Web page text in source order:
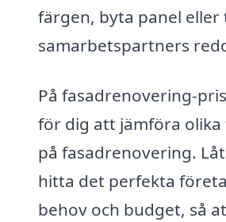
färgen, byta panel eller
samarbetspartners
På fasadrenovering-
för dig att jämföra
på fasadrenovering.
hitta det perfekta
behov och budget, så